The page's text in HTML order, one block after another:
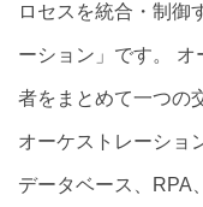
ロセスを統合・制御
ーション」です。
者をまとめて一つの
オーケストレーショ
データベース、RPA